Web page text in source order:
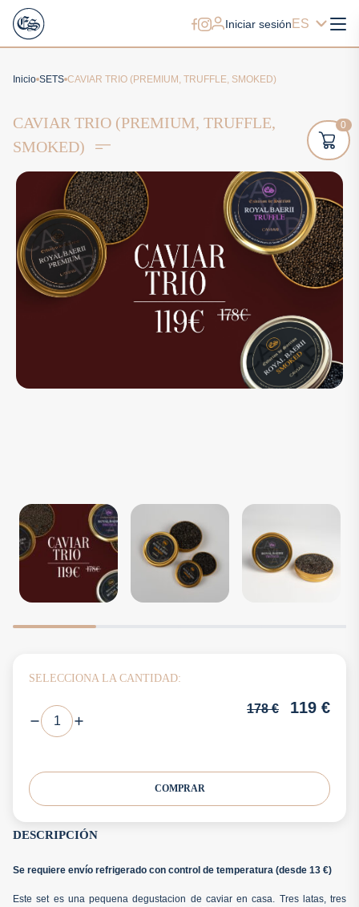
Iniciar sesión ES
Inicio SETS CAVIAR TRIO (PREMIUM, TRUFFLE, SMOKED)
CAVIAR TRIO (PREMIUM, TRUFFLE,
SMOKED)
SELECCIONA LA CANTIDAD:
178€ 119 €
COMPRAR
DESCRIPCIÓN
Se requiere envío refrigerado con control de temperatura (desde 13 €)
Este set es una pequena degustacion de caviar en casa. Tres latas, tres
0